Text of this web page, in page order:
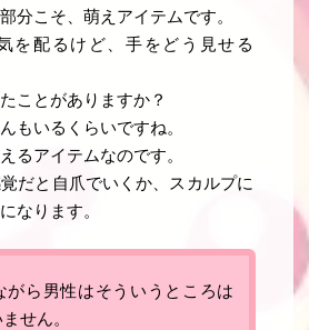
分こそ、萌えアイテムです。
を配るけど、手をどう見せる
ことがありますか？
もいるくらいですね。
るアイテムなのです。
だと自爪でいくか、スカルプに
なります。
がら男性はそういうところは
せん。